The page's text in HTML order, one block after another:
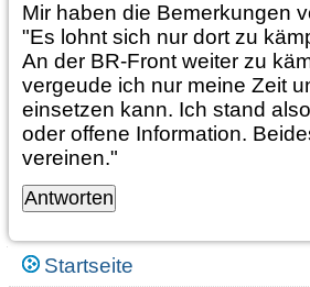
Mir haben die Bemerkungen
"Es lohnt sich nur dort zu
An der BR-Front weiter zu
vergeude ich nur meine Zeit
einsetzen kann. Ich stand
oder offene Information.
vereinen."
NavigationStartseite